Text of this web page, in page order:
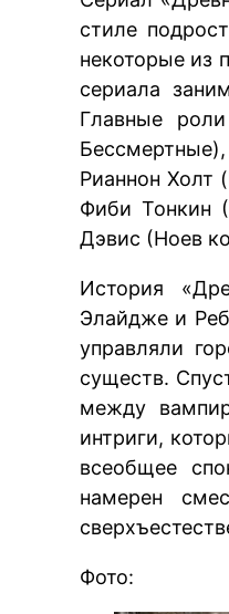
стиле
некоторые из
сериала
Главные
Рианнон Холт
Фиби Тонкин
Дэвис (Ноев
История
Элайдже и
управляли
существ.
между
интриги,
всеобщее
намерен
Фото: